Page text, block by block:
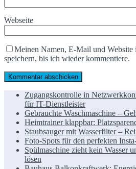
Webseite
Meinen Namen, E-Mail und Website
speichern, bis ich wieder kommentiere.
Zugangskontrolle in
für IT-Dienstleister
Gebrauchte Waschmaschine –
Heimtrainer klappbar:
Staubsauger mit Wasserfilter –
Foto-Spots für den perfekten
Spülmaschine zieht kein Wasser
lösen